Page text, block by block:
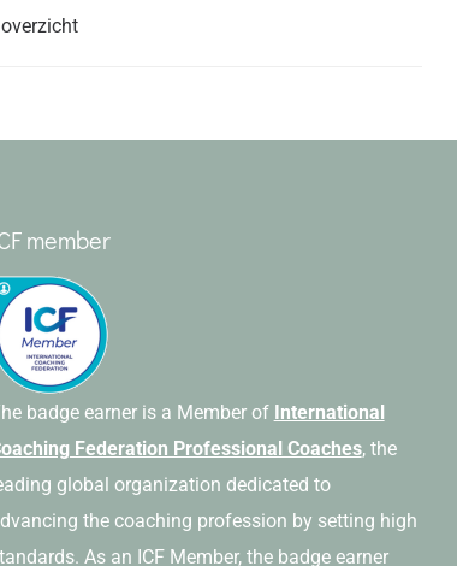
member
badge earner is a Member of International
Federation Professional Coaches, the
global organization dedicated to
the coaching profession by setting high
As an ICF Member, the badge earner